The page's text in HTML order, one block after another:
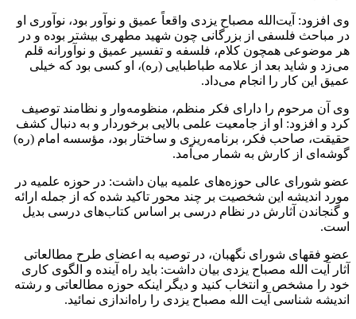
وی افزود: آیت‌الله مصباح یزدی واقعاً عمیق و نوآور بود، نوآوری او
در مباحث فلسفی از بزرگانی چون شهید مطهری بیشتر بوده و در
هر موضوعی همچون کلام، فلسفه و تفسیر عمیق و نوآورانه قلم
می‌زد و شاید بعد از علامه طباطبایی (ره)، او کسی بود که خیلی
عمیق این کار را انجام می‌داد.
وی آن مرحوم را دارای فکر منظم، منظومه‌وار و نظامند توصیف
کرد و افزود: او از جامعیت علمی بالایی برخوردار و به دنبال کشف
حقیقت، صاحب فکر، برنامه‌ریزی و ساختار بود، مؤسسه امام (ره)
گوشه‌ای از کارش به شمار می‌آمد.
عضو شورای عالی حوزه‌های علمیه بیان داشت: در حوزه علمیه در
مورد اندیشه این شخصیت بر چند محور تاکید شده که از جمله ارائه
و گنجاندن آثارش در نظام درسی بر اساس کتاب‌های درسی بدیل
است.
عضو فقهای شورای نگهبان، در توصیه به اعضای طرح مطالعاتی
آثار آیت الله مصباح یزدی بیان داشت: باید راه آینده و الگوی کاری
خود را مشخص و انتخاب کنید و دیگر اینکه حوزه مطالعاتی و رشته
اندیشه شناسی آیت الله مصباح یزدی را راه‌اندازی نمائید.